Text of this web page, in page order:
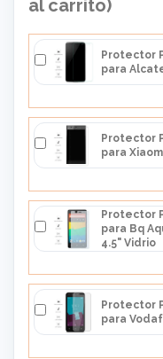
al carrito)
Protector
para
Protector
para
Protector
para Bq
4.5" Vidrio
Protector
para